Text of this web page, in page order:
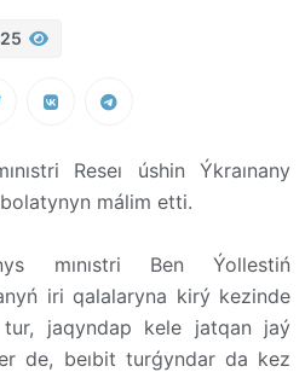
Reseı úshin Ýkraınany
málim etti.
mınıstri Ben Ýollestiń
iri qalalaryna kirý kezinde
jaqyndap kele jatqan jaý
de, beıbit turǵyndar da kez